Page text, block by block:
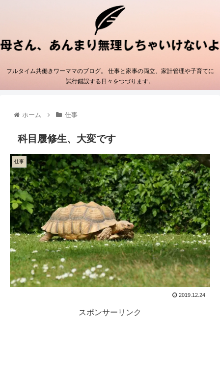
フルタイム共働きワーママのブログ。 仕事と家事の両立、家計管理や子育てに
試行錯誤する日々をつづります。
ホーム 仕事
科目履修生、大変です
仕事
2019.12.24
スポンサーリンク